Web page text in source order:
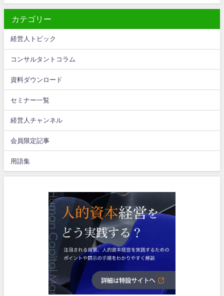
カテゴリー
経営人トピック
コンサルタントコラム
資料ダウンロード
セミナー一覧
経営人チャンネル
会員限定記事
用語集